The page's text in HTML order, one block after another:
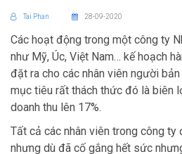
Tai Phan 28-09-2020
Các hoạt động trong một công ty
như Mỹ, Úc, Việt Nam… kế hoạch
đặt ra cho các nhân viên người
mục tiêu rất thách thức đó là biên
doanh thu lên 17%.
Tất cả các nhân viên trong công ty
nhưng dù đã cố gắng hết sức